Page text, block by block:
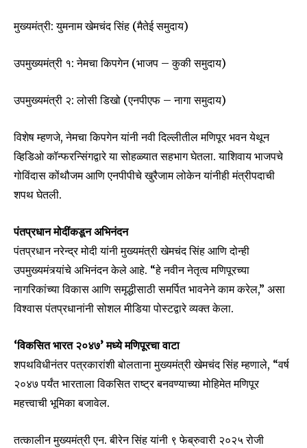
Join our community of
conversation.
To subscribe, simply enter your email address on our website
or click the subscribe button below. Don't worry, we respect
your privacy and won't spam your inbox. Your information is
safe with us.
मुख्यमंत्री: युमनाम खेमचंद सिंह (मैतेई समुदाय)
उपमुख्यमंत्री १: नेमचा किपगेन (भाजप – कुकी समुदाय)
उपमुख्यमंत्री २: लोसी डिखो (एनपीएफ – नागा समुदाय)
विशेष म्हणजे, नेमचा किपगेन यांनी नवी दिल्लीतील मणिपूर भवन येथून
व्हिडिओ कॉन्फरन्सिंगद्वारे या सोहळ्यात सहभाग घेतला. याशिवाय भाजपचे
गोविंदास कोंथौजम आणि एनपीपीचे खुरैजाम लोकेन यांनीही मंत्रीपदाची
शपथ घेतली.
पंतप्रधान मोदींकडून अभिनंदन
पंतप्रधान नरेन्‍द्र मोदी यांनी मुख्यमंत्री खेमचंद सिंह आणि दोन्ही
उपमुख्यमंत्र्यांचे अभिनंदन केले आहे. “हे नवीन नेतृत्व मणिपूरच्या
नागरिकांच्या विकास आणि समृद्धीसाठी समर्पित भावनेने काम करेल,” असा
विश्वास पंतप्रधानांनी सोशल मीडिया पोस्टद्वारे व्यक्त केला.
‘विकसित भारत २०४७’ मध्ये मणिपूरचा वाटा
शपथविधीनंतर पत्रकारांशी बोलताना मुख्यमंत्री खेमचंद सिंह म्हणाले, “वर्ष
२०४७ पर्यंत भारताला विकसित राष्ट्र बनवण्याच्या मोहिमेत मणिपूर
महत्त्वाची भूमिका बजावेल.
तत्कालीन मुख्यमंत्री एन. बीरेन सिंह यांनी ९ फेब्रुवारी २०२५ रोजी